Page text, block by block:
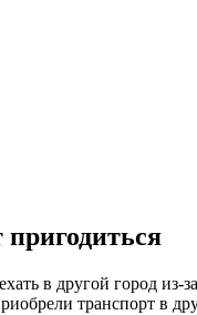
в другой город
транспорт в